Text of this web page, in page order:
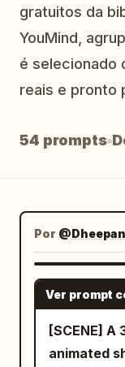
Prompts
Preços
gratuitos da
YouMind,
é selecionado
reais e pronto
54 prompts
Por
Ver prompt
[SCENE]
animated